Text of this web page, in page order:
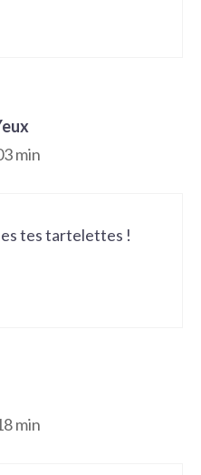
min
tes tartelettes !
min